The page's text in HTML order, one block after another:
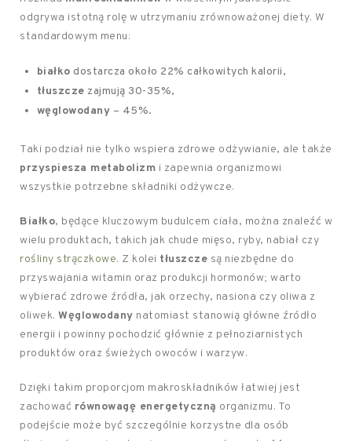
odgrywa istotną rolę w utrzymaniu zrównoważonej diety. W
standardowym menu:
białko dostarcza około 22% całkowitych kalorii,
tłuszcze zajmują 30-35%,
węglowodany – 45%.
Taki podział nie tylko wspiera zdrowe odżywianie, ale także
przyspiesza metabolizm i zapewnia organizmowi
wszystkie potrzebne składniki odżywcze.
Białko, będące kluczowym budulcem ciała, można znaleźć w
wielu produktach, takich jak chude mięso, ryby, nabiał czy
rośliny strączkowe. Z kolei tłuszcze są niezbędne do
przyswajania witamin oraz produkcji hormonów; warto
wybierać zdrowe źródła, jak orzechy, nasiona czy oliwa z
oliwek. Węglowodany natomiast stanowią główne źródło
energii i powinny pochodzić głównie z pełnoziarnistych
produktów oraz świeżych owoców i warzyw.
Dzięki takim proporcjom makroskładników łatwiej jest
zachować równowagę energetyczną organizmu. To
podejście może być szczególnie korzystne dla osób